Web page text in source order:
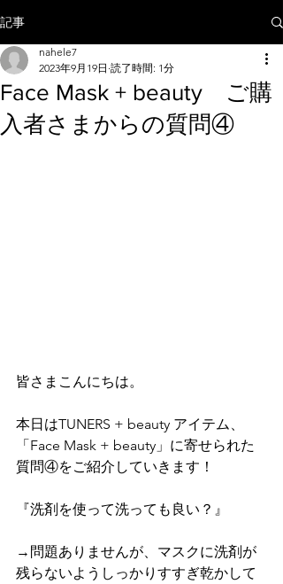
記事
Face Mask + beauty ご購
入者さまからの質問④
nahele7
2023年9月19日 読了時間: 1分
皆さまこんにちは。
本日はTUNERS + beauty アイテム、
「Face Mask + beauty」に寄せられた
質問④をご紹介していきます！
『洗剤を使って洗っても良い？』
→問題ありませんが、マスクに洗剤が
残らないようしっかりすすぎ乾かして